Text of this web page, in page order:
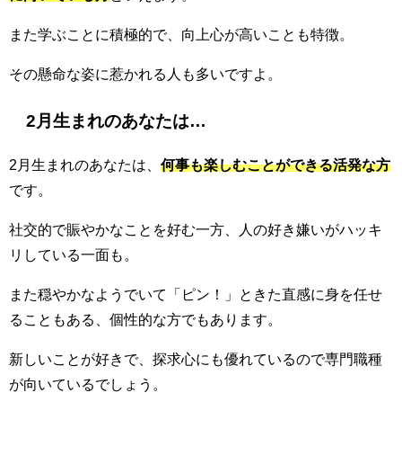
また学ぶことに積極的で、向上心が高いことも特徴。
その懸命な姿に惹かれる人も多いですよ。
2月生まれのあなたは…
2月生まれのあなたは、 何事も楽しむことができる活発な方
です。
社交的で賑やかなことを好む一方、人の好き嫌いがハッキ
リしている一面も。
また穏やかなようでいて「ピン！」ときた直感に身を任せ
ることもある、個性的な方でもあります。
新しいことが好きで、探求心にも優れているので専門職種
が向いているでしょう。